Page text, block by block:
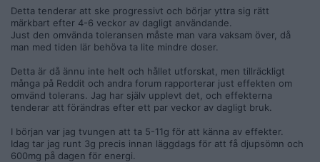
Detta tenderar att ske progressivt och börjar yttra sig rätt
märkbart efter 4-6 veckor av dagligt användande.
Just den omvända toleransen måste man vara vaksam över, då
man med tiden lär behöva ta lite mindre doser.
Detta är då ännu inte helt och hållet utforskat, men tillräckligt
många på Reddit och andra forum rapporterar just effekten om
omvänd tolerans. Jag har själv upplevt det, och effekterna
tenderar att förändras efter ett par veckor av dagligt bruk.
I början var jag tvungen att ta 5-11g för att känna av effekter.
Idag tar jag runt 3g precis innan läggdags för att få djupsömn och
600mg på dagen för energi.